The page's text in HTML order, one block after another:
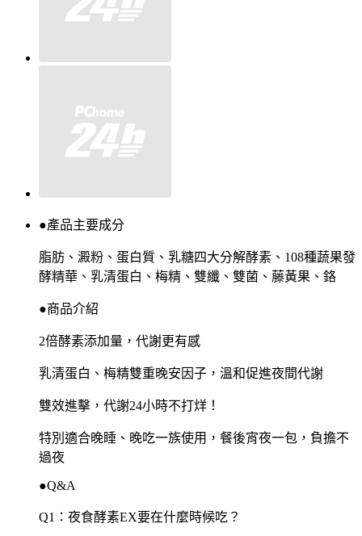
●產品主要成分
脂肪、澱粉、蛋白質、乳糖四大分解酵素、108種蔬果發
酵精華、乳清蛋白、梅精、雙纖、雙菌、藤黃果、鉻
●商品介紹
2倍酵素添加量，代謝更有感
乳清蛋白、梅精雙重晚安因子，溫和促進夜間代謝
雙效進擊，代謝24小時不打烊！
特別適合晚睡、晚吃一族使用，餐後宵夜一包，負擔不
過夜
●Q&A
Q1：夜食酵素EX要在什麼時候吃？